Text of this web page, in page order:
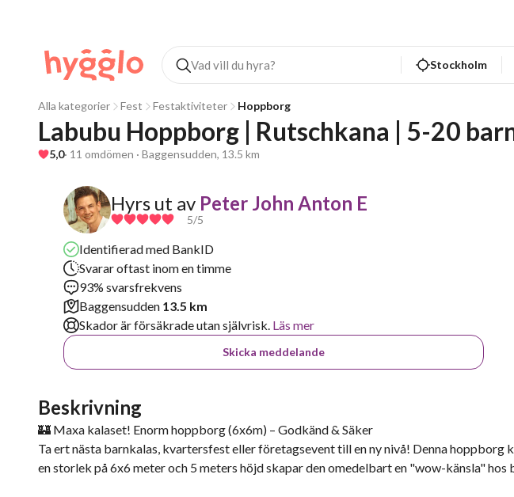
Stockholm
Alla kategorier Fest Festaktiviteter Hoppborg
Labubu Hoppborg | Rutschkana | 5-20
5,0· 11 omdömen · Baggensudden, 13.5 km
Hyrs ut av Peter John Anton E
5/5
Identifierad med BankID
Svarar oftast inom en timme
93% svarsfrekvens
Baggensudden 13.5 km
Skador är försäkrade utan självrisk. Läs mer
Skicka meddelande
Beskrivning
🏰 Maxa kalaset! Enorm hoppborg (6x6m) – Godkänd & Säker
Ta ert nästa barnkalas, kvartersfest eller företagsevent till en ny nivå! Denna
en storlek på 6x6 meter och 5 meters höjd skapar den omedelbart en "wow-känsla" hos